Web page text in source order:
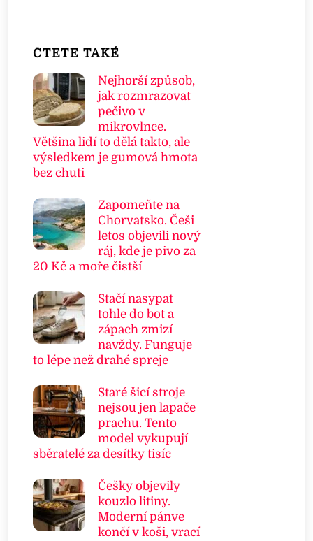
ČTETE TAKÉ
Nejhorší způsob,
jak rozmrazovat
pečivo v
mikrovlnce.
Většina lidí to dělá takto, ale
výsledkem je gumová hmota
bez chuti
Zapomeňte na
Chorvatsko. Češi
letos objevili nový
ráj, kde je pivo za
20 Kč a moře čistší
Stačí nasypat
tohle do bot a
zápach zmizí
navždy. Funguje
to lépe než drahé spreje
Staré šicí stroje
nejsou jen lapače
prachu. Tento
model vykupují
sběratelé za desítky tisíc
Češky objevily
kouzlo litiny.
Moderní pánve
končí v koši, vrací